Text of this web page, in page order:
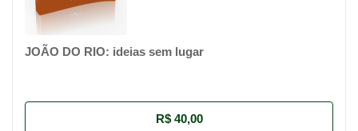
JOÃO DO RIO: ideias sem lugar
R$ 40,00